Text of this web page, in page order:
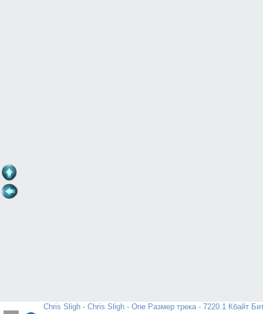
Chris Sligh - Chris Sligh - One Размер трека - 7220.1 Кбайт